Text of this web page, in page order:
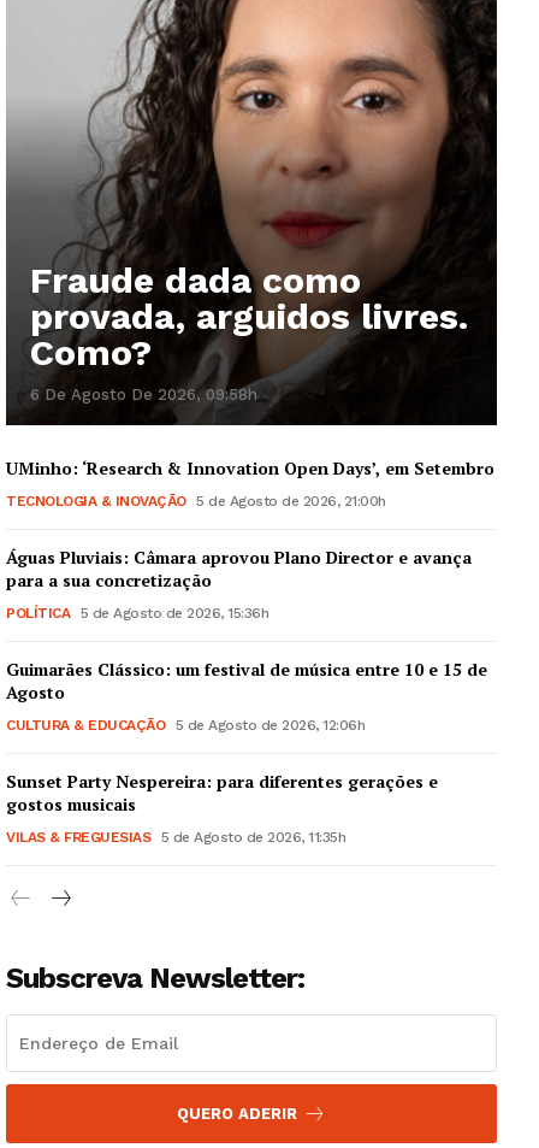
Fraude dada como
provada, arguidos livres.
Como?
6 De Agosto De 2026, 09:58h
UMinho: ‘Research & Innovation Open Days’, em Setembro
TECNOLOGIA & INOVAÇÃO 5 de Agosto de 2026, 21:00h
Águas Pluviais: Câmara aprovou Plano Director e avança
para a sua concretização
POLÍTICA 5 de Agosto de 2026, 15:36h
Guimarães Clássico: um festival de música entre 10 e 15 de
Agosto
CULTURA & EDUCAÇÃO 5 de Agosto de 2026, 12:06h
Sunset Party Nespereira: para diferentes gerações e
gostos musicais
VILAS & FREGUESIAS 5 de Agosto de 2026, 11:35h
Subscreva Newsletter:
QUERO ADERIR